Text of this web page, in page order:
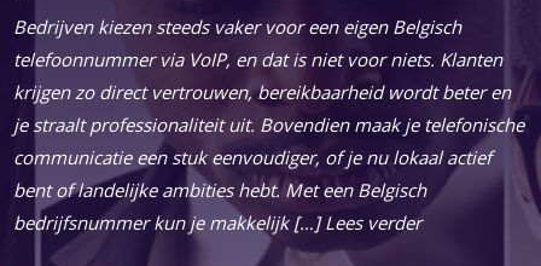
Bedrijven kiezen steeds vaker voor een eigen Belgisch
telefoonnummer via VoIP, en dat is niet voor niets. Klanten
krijgen zo direct vertrouwen, bereikbaarheid wordt beter en
je straalt professionaliteit uit. Bovendien maak je telefonische
communicatie een stuk eenvoudiger, of je nu lokaal actief
bent of landelijke ambities hebt. Met een Belgisch
bedrijfsnummer kun je makkelijk […] Lees verder